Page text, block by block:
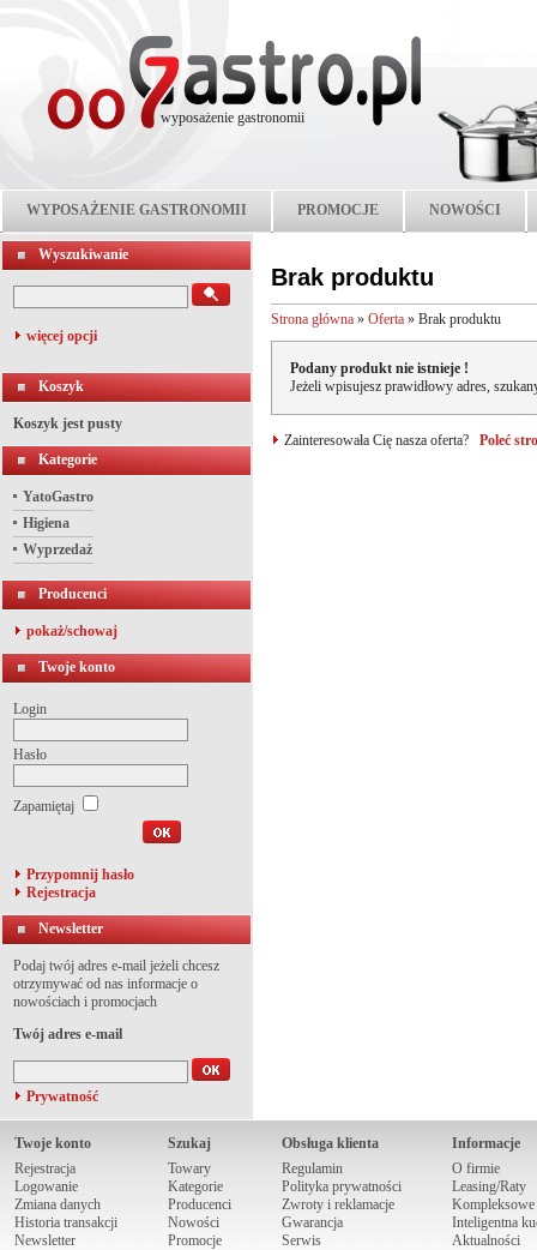
wyposażenie gastronomii
WYPOSAŻENIE GASTRONOMII PROMOCJE NOWOŚCI
Wyszukiwanie
więcej opcji
Koszyk
Koszyk jest pusty
Kategorie
YatoGastro
Higiena
Wyprzedaż
Producenci
pokaż/schowaj
Twoje konto
Login
Hasło
Zapamiętaj
Przypomnij hasło
Rejestracja
Newsletter
Podaj twój adres e-mail jeżeli chcesz
otrzymywać od nas informacje o
nowościach i promocjach
Twój adres e-mail
Prywatność
Brak produktu
Strona główna » Oferta » Brak produktu
Podany produkt nie istnieje !
Jeżeli wpisujesz prawidłowy adres,
Zainteresowała Cię nasza oferta? Poleć
Twoje konto
Rejestracja
Logowanie
Zmiana danych
Historia transakcji
Newsletter
Szukaj
Towary
Kategorie
Producenci
Nowości
Promocje
Obsługa klienta
Regulamin
Polityka prywatności
Zwroty i reklamacje
Gwarancja
Serwis
Informacje
O firmie
Leasing/Raty
Kompleksowe
Inteligentna
Aktualności